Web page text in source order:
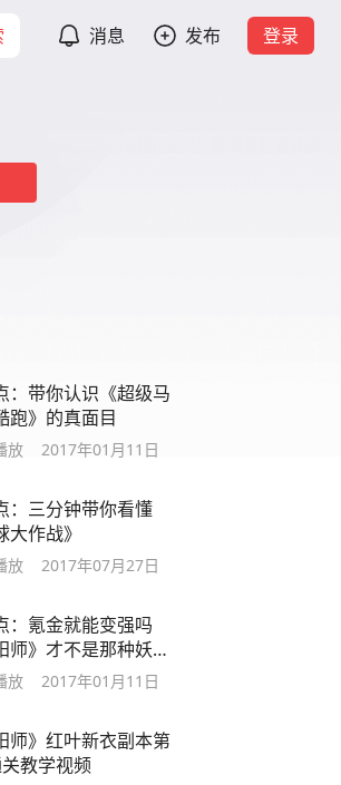
消息 发布 登录
：带你认识《超级马
跑》的真面目
放 2017年01月11日
：三分钟带你看懂
大作战》
放 2017年07月27日
：氪金就能变强吗
师》才不是那种妖艳
放 2017年01月11日
师》红叶新衣副本第
教学视频